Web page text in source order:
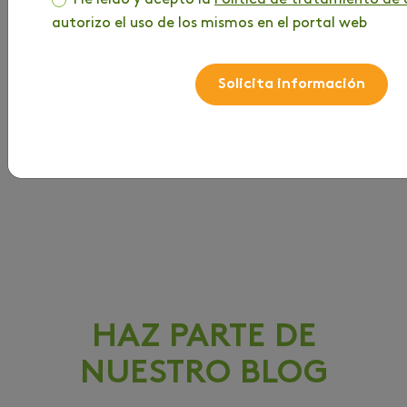
HAZ PARTE DE
NUESTRO BLOG
autorizo el uso de los mismos en el portal web
Solicita información